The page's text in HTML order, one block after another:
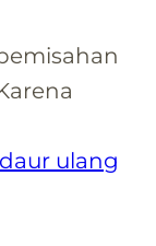
ulang